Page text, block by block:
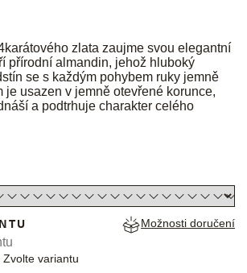
zlata zaujme svou elegantní
přírodní almandin, jehož hluboký
se s každým pohybem ruky jemně
je usazen v jemně otevřené korunce,
a podtrhuje charakter celého
Zvolte variantu
Možnosti doručení